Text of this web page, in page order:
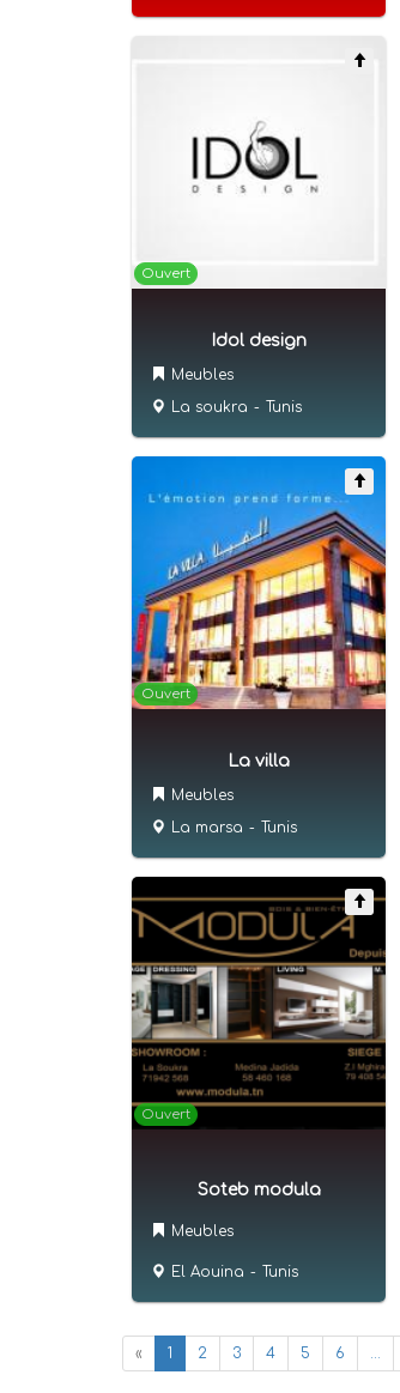
Ouvert
Idol design
Meubles
La soukra - Tunis
Ouvert
La villa
Meubles
La marsa - Tunis
Ouvert
Soteb modula
Meubles
El Aouina - Tunis
« 1 2 3 4 5 6 ...